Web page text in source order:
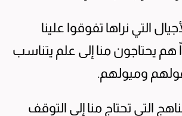
التي نراها تفوقوا علينا
هم يحتاجون منا إلى علم يتناسب
وميولهم.
التي تحتاج منا إلى التوقف